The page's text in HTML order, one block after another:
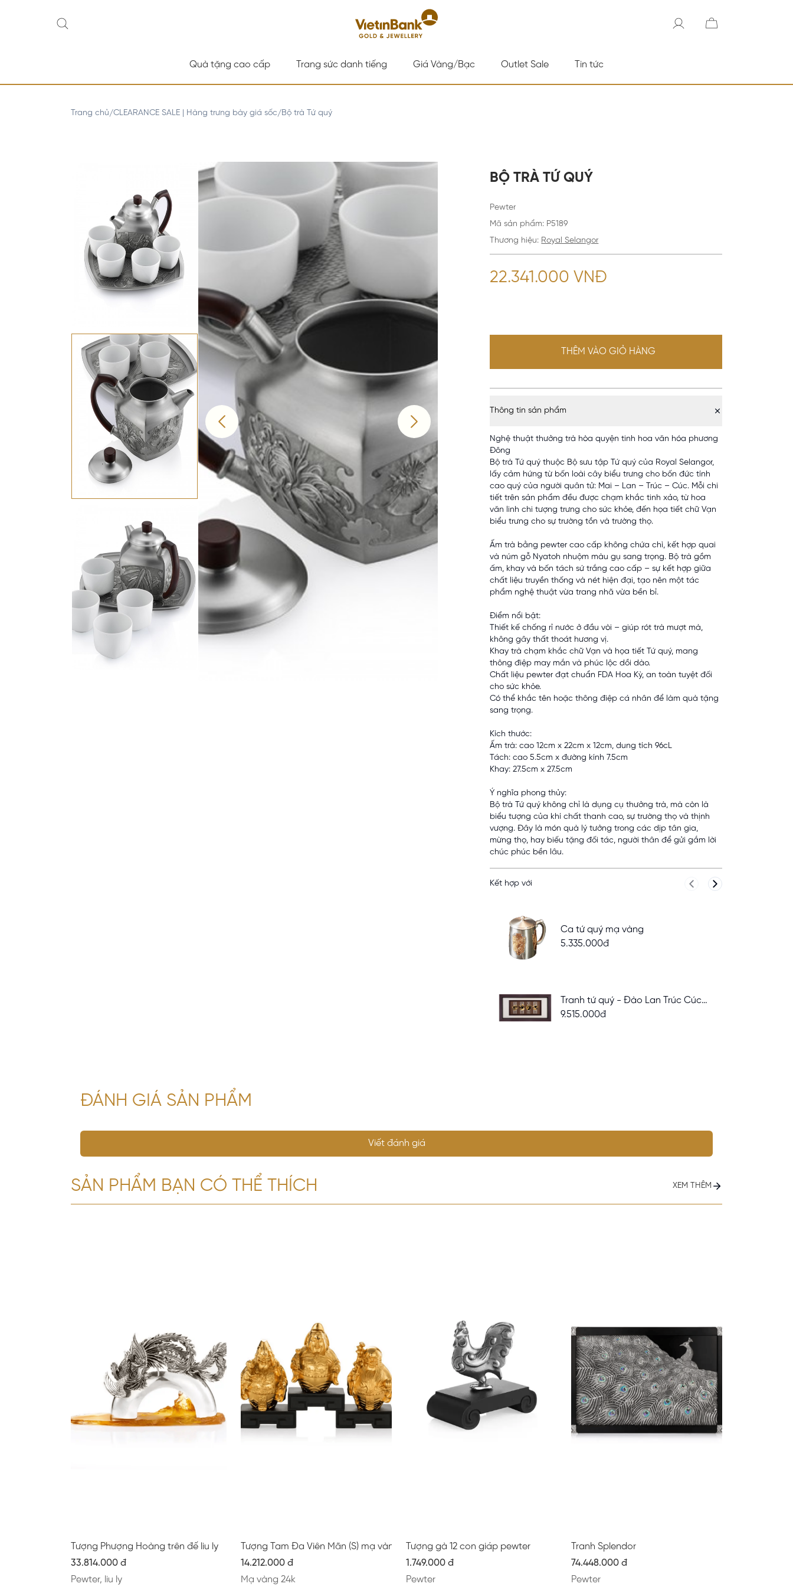
Quà tặng cao cấp Trang sức danh tiếng Giá Vàng/Bạc Outlet Sale Tin tức
Trang chủ/CLEARANCE SALE | Hàng trưng bày giá sốc/Bộ trà Tứ quý
BỘ TRÀ TỨ QUÝ
Pewter
Mã sản phẩm: P5189
Thương hiệu: Royal Selangor
22.341.000 VNĐ
THÊM VÀO GIỎ HÀNG
Thông tin sản phẩm
Nghệ thuật thưởng trà hòa quyện tinh hoa văn hóa phương
Đông
Bộ trà Tứ quý thuộc Bộ sưu tập Tứ quý của Royal Selangor,
lấy cảm hứng từ bốn loài cây biểu trưng cho bốn đức tính
cao quý của người quân tử: Mai – Lan – Trúc – Cúc. Mỗi chi
tiết trên sản phẩm đều được chạm khắc tinh xảo, từ hoa
văn linh chi tượng trưng cho sức khỏe, đến họa tiết chữ Vạn
biểu trưng cho sự trường tồn và trường thọ.
Ấm trà bằng pewter cao cấp không chứa chì, kết hợp quai
và núm gỗ Nyatoh nhuộm màu gụ sang trọng. Bộ trà gồm
ấm, khay và bốn tách sứ trắng cao cấp – sự kết hợp giữa
chất liệu truyền thống và nét hiện đại, tạo nên một tác
phẩm nghệ thuật vừa trang nhã vừa bền bỉ.
Điểm nổi bật:
Thiết kế chống rỉ nước ở đầu vòi – giúp rót trà mượt mà,
không gây thất thoát hương vị.
Khay trà chạm khắc chữ Vạn và họa tiết Tứ quý, mang
thông điệp may mắn và phúc lộc dồi dào.
Chất liệu pewter đạt chuẩn FDA Hoa Kỳ, an toàn tuyệt đối
cho sức khỏe.
Có thể khắc tên hoặc thông điệp cá nhân để làm quà tặng
sang trọng.
Kích thước:
Ấm trà: cao 12cm x 22cm x 12cm, dung tích 96cL
Tách: cao 5.5cm x đường kính 7.5cm
Khay: 27.5cm x 27.5cm
Ý nghĩa phong thủy:
Bộ trà Tứ quý không chỉ là dụng cụ thưởng trà, mà còn là
biểu tượng của khí chất thanh cao, sự trường thọ và thịnh
vượng. Đây là món quà lý tưởng trong các dịp tân gia,
mừng thọ, hay biếu tặng đối tác, người thân để gửi gắm lời
chúc phúc bền lâu.
Kết hợp với
Ca tứ quý mạ vàng
5.335.000đ
Tranh tứ quý - Đào Lan Trúc Cúc
42x81
9.515.000đ
Previous slide
Next slide
ĐÁNH GIÁ SẢN PHẨM
Viết đánh giá
SẢN PHẨM BẠN CÓ THỂ THÍCH XEM THÊM
Tượng Phượng Hoàng trên đế liu ly
33.814.000 đ
Pewter, liu ly
Tượng Tam Đa Viên Mãn (S) mạ vàng mờ
14.212.000 đ
Mạ vàng 24k
Tượng gà 12 con giáp pewter
1.749.000 đ
Pewter
Tranh Splendor
74.448.000 đ
Pewter